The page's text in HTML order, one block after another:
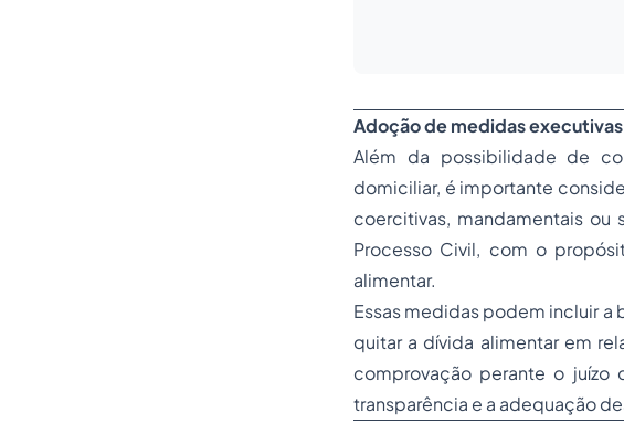
Adoção de medidas
Além da possibilidade de
domiciliar, é importante
coercitivas, mandamentais
Processo Civil, com o
alimentar.
Essas medidas podem incluir a
quitar a dívida alimentar em
comprovação perante o juízo
transparência e a adequação